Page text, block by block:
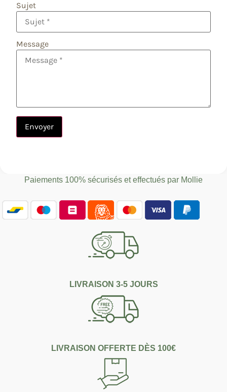
Sujet
Message
Envoyer
Paiements 100% sécurisés et effectués par Mollie
LIVRAISON 3-5 JOURS
LIVRAISON OFFERTE DÈS 100€